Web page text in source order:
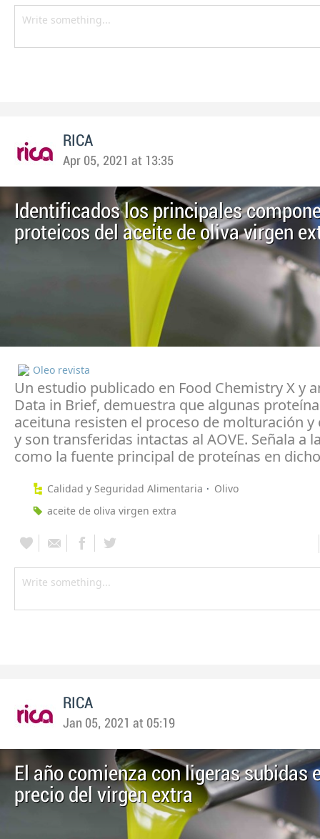
RICA
Apr 05, 2021 at 13:35
Identificados los principales
proteicos del aceite de oliva virgen
Oleo revista
Un estudio publicado en Food Chemistry X y
Data in Brief, demuestra que algunas
aceituna resisten el proceso de molturación y
y son transferidas intactas al AOVE. Señala a
como la fuente principal de proteínas en
Calidad y Seguridad Alimentaria
Olivo
aceite de oliva virgen extra
RICA
Jan 05, 2021 at 05:19
El año comienza con ligeras subidas
precio del virgen extra